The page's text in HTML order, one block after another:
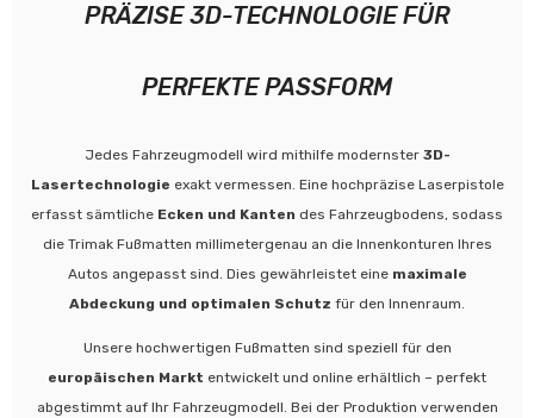
PRÄZISE 3D-TECHNOLOGIE FÜR
PERFEKTE PASSFORM
Jedes Fahrzeugmodell wird mithilfe modernster 3D-
Lasertechnologie exakt vermessen. Eine hochpräzise Laserpistole
erfasst sämtliche Ecken und Kanten des Fahrzeugbodens, sodass
die Trimak Fußmatten millimetergenau an die Innenkonturen Ihres
Autos angepasst sind. Dies gewährleistet eine maximale
Abdeckung und optimalen Schutz für den Innenraum.
Unsere hochwertigen Fußmatten sind speziell für den
europäischen Markt entwickelt und online erhältlich – perfekt
abgestimmt auf Ihr Fahrzeugmodell. Bei der Produktion verwenden